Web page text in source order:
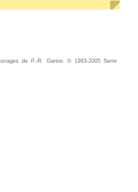
de P.-R. Garino. © 1993-2005 Serre